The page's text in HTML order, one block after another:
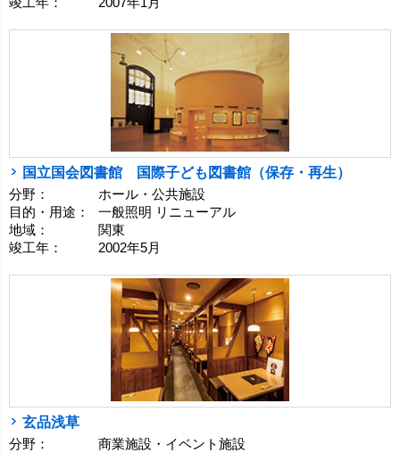
国立国会図書館 国際子ども図書館（保存・再生）
分野：
ホール・公共施設
目的・用途：
一般照明 リニューアル
地域：
関東
竣工年：
2002年5月
玄品浅草
分野：
商業施設・イベント施設